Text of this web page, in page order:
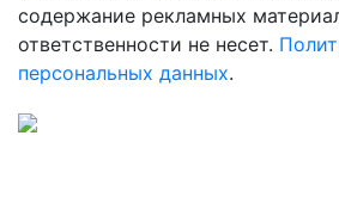
содержание рекламных
ответственности не несет.
персональных данных.